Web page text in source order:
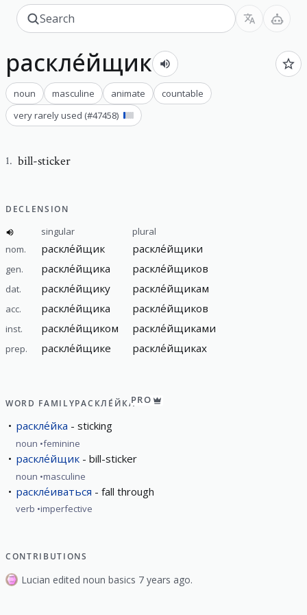
раскле́йщик
noun masculine animate
countable
very rarely used (#47458)
1. bill-sticker
DECLENSION
singular
plural
nom.
раскле́йщик раскле́йщики
gen. раскле́йщика раскле́йщиков
dat. раскле́йщику раскле́йщикам
acc. раскле́йщика раскле́йщиков
inst. раскле́йщиком раскле́йщиками
prep. раскле́йщике раскле́йщиках
WORD FAMILYРАСКЛЕ́ЙКАPRO
раскле́йка sticking
noun feminine
раскле́йщик bill-sticker
noun masculine
раскле́иваться fall through
verb imperfective
CONTRIBUTIONS
Lucian edited noun basics 7 years ago.